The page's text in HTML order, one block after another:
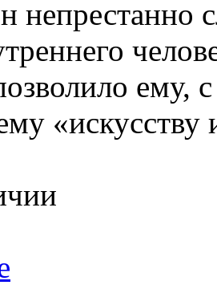
непрестанно
«искусству